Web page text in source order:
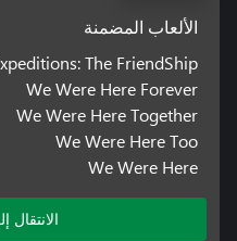
الألعاب المضمنة
The FriendShip
We Were Here Forever
We Were Here Together
We Were Here Too
We Were Here
الانتقال